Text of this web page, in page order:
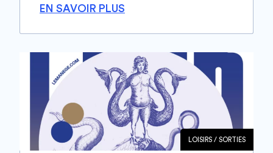
EN SAVOIR PLUS
LOISIRS / SORTIES